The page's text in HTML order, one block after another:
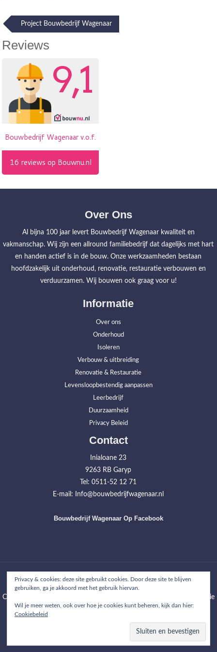
Post
navigation
Project Bouwbedrijf Wagenaar
Reviews
Over Ons
Al bijna 100 jaar levert Bouwbedrijf Wagenaar kwaliteit en
vakmanschap. Wij zijn een allround familiebedrijf dat dagelijks met hart
en handen actief is in de bouw. Onze werkzaamheden bestaan
hoofdzakelijk uit onderhoud, renovatie, restauratie verbouwen en
verduurzamen. Wij bouwen ook graag voor u!
Informatie
Over ons
Onderhoud
Isoleren
Verbouw & uitbreiding
Renovatie & Restauratie
Levensloopbestendig aanpassen
Leerbedrijf
Duurzaamheid
Privacy Beleid
Contact
Inialoane 23
9263 RB Garyp
Tel: 0511-52 12 71
E-mail: Info@bouwbedrijfwagenaar.nl
Bouwbedrijf Wagenaar Op Facebook
Home Werkzaamheden Projecten Over ons Contact
Copyright © 2026
| WordPress Theme: Wimpie
Lite by8degree Themes
Privacy & cookies: deze site gebruikt cookies. Door deze site te blijven
gebruiken, ga je akkoord met het gebruik hiervan.
Wil je meer weten, ook over hoe je cookies kunt beheren, kijk dan hier:
Cookiebeleid